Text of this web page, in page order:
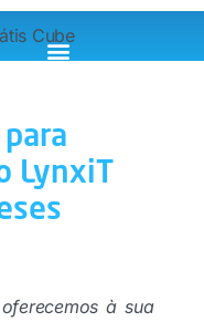
Cube
LynxiT
à sua